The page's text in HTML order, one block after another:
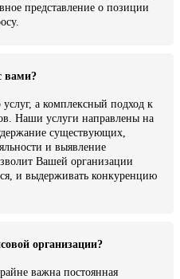
представление о позиции
вами?
а комплексный подход к
Наши услуги направлены на
существующих,
и выявление
Вашей организации
и выдерживать конкуренцию
организации?
важна постоянная